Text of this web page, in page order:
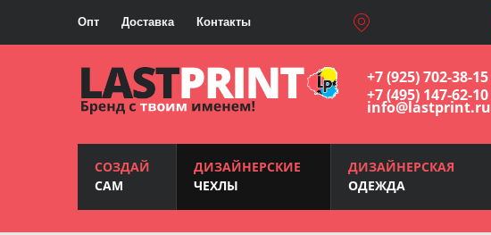
Опт Доставка Контакты
+7 (925) 702-38-15
+7 (495) 147-62-10
info@lastprint.ru
СОЗДАЙ
САМ
ДИЗАЙНЕРСКИЕ
ЧЕХЛЫ
ДИЗАЙНЕРСКАЯ
ОДЕЖДА